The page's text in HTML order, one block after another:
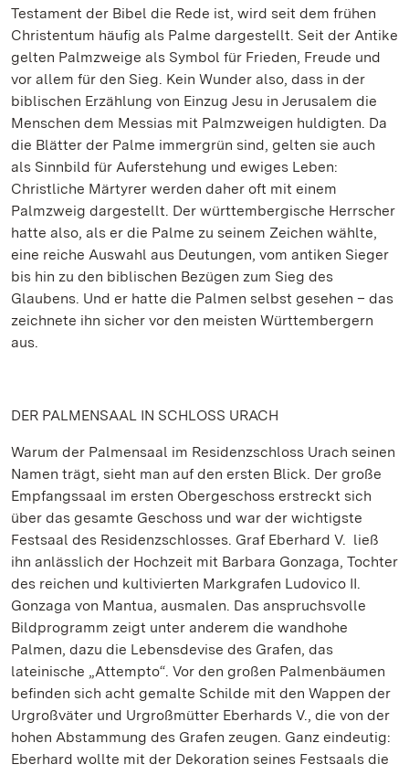
Testament der Bibel die Rede ist, wird seit dem frühen
Christentum häufig als Palme dargestellt. Seit der Antike
gelten Palmzweige als Symbol für Frieden, Freude und
vor allem für den Sieg. Kein Wunder also, dass in der
biblischen Erzählung von Einzug Jesu in Jerusalem die
Menschen dem Messias mit Palmzweigen huldigten. Da
die Blätter der Palme immergrün sind, gelten sie auch
als Sinnbild für Auferstehung und ewiges Leben:
Christliche Märtyrer werden daher oft mit einem
Palmzweig dargestellt. Der württembergische Herrscher
hatte also, als er die Palme zu seinem Zeichen wählte,
eine reiche Auswahl aus Deutungen, vom antiken Sieger
bis hin zu den biblischen Bezügen zum Sieg des
Glaubens. Und er hatte die Palmen selbst gesehen – das
zeichnete ihn sicher vor den meisten Württembergern
aus.
DER PALMENSAAL IN SCHLOSS URACH
Warum der Palmensaal im Residenzschloss Urach seinen
Namen trägt, sieht man auf den ersten Blick. Der große
Empfangssaal im ersten Obergeschoss erstreckt sich
über das gesamte Geschoss und war der wichtigste
Festsaal des Residenzschlosses. Graf Eberhard V. ließ
ihn anlässlich der Hochzeit mit Barbara Gonzaga, Tochter
des reichen und kultivierten Markgrafen Ludovico II.
Gonzaga von Mantua, ausmalen. Das anspruchsvolle
Bildprogramm zeigt unter anderem die wandhohe
Palmen, dazu die Lebensdevise des Grafen, das
lateinische „Attempto“. Vor den großen Palmenbäumen
befinden sich acht gemalte Schilde mit den Wappen der
Urgroßväter und Urgroßmütter Eberhards V., die von der
hohen Abstammung des Grafen zeugen. Ganz eindeutig:
Eberhard wollte mit der Dekoration seines Festsaals die